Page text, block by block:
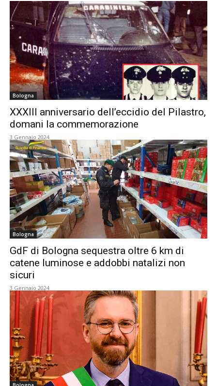
Bologna
XXXIII anniversario dell’eccidio del Pilastro,
domani la commemorazione
3 Gennaio 2024
Bologna
GdF di Bologna sequestra oltre 6 km di
catene luminose e addobbi natalizi non
sicuri
3 Gennaio 2024